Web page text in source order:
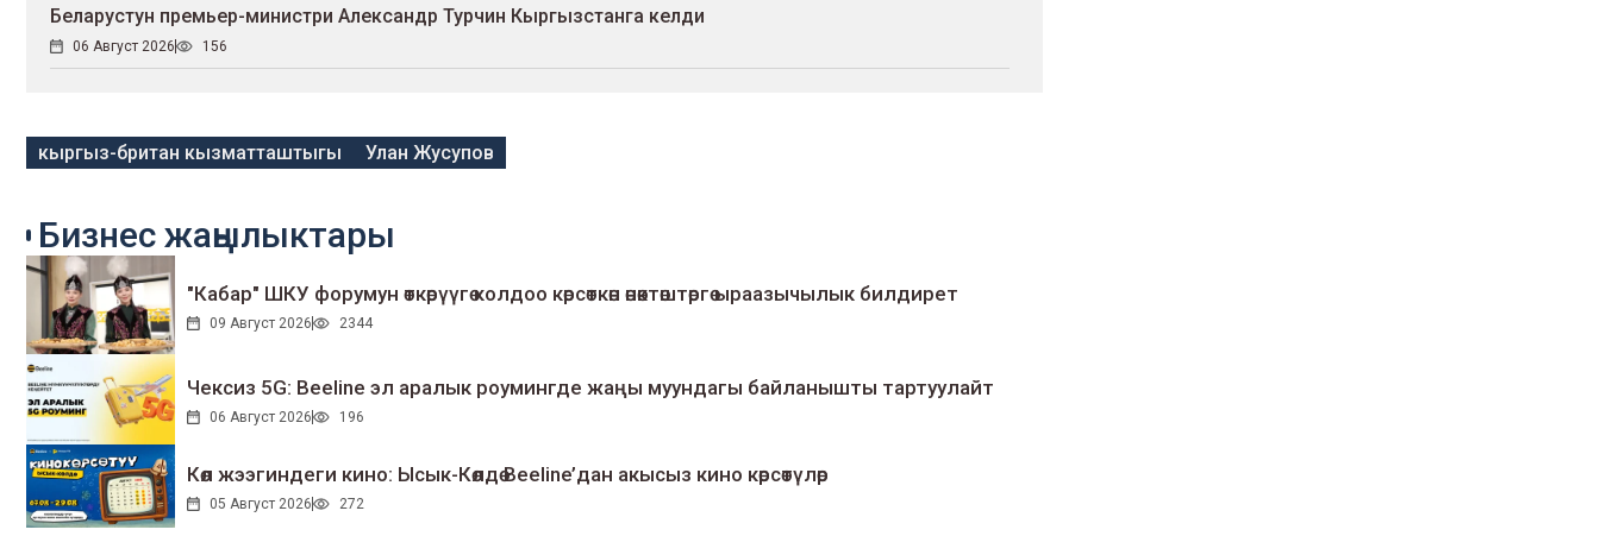
Беларустун премьер-министри Александр Турчин Кыргызстанга келди
06 Август 2026 156
кыргыз-британ кызматташтыгы Улан Жусупов
Бизнес жаңылыктары
"Кабар" ШКУ форумун өткөрүүгө колдоо көрсөткөн өнөктөштөргө ыраазычылык билдирет
09 Август 2026 2344
Чексиз 5G: Beeline эл аралык роумингде жаңы муундагы байланышты тартуулайт
06 Август 2026 196
Көл жээгиндеги кино: Ысык-Көлдө Beeline’дан акысыз кино көрсөтүлөр
05 Август 2026 272